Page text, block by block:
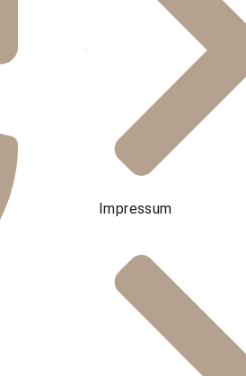
Impressum